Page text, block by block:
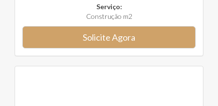
Serviço:
Construção m2
Solicite Agora